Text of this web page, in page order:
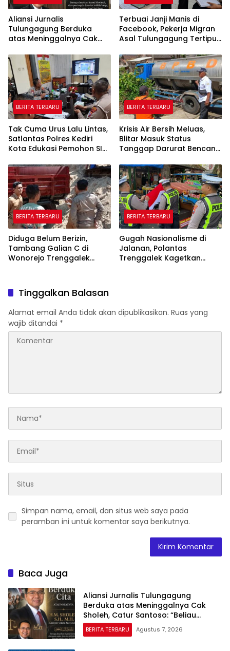
Aliansi Jurnalis
Tulungagung Berduka
atas Meninggalnya Cak
“Beliau Pejuang Keadilan
yang Vokal”
Terbuai Janji Manis di
Facebook, Pekerja Migran
Asal Tulungagung Tertipu
BERITA TERBARU
Tak Cuma Urus Lalu Lintas,
Satlantas Polres Kediri
Kota Edukasi Pemohon SIM
Pelatihan AI
BERITA TERBARU
Krisis Air Bersih Meluas,
Blitar Masuk Status
Tanggap Darurat Bencana
BERITA TERBARU
Diduga Belum Berizin,
Tambang Galian C di
Wonorejo Trenggalek
BERITA TERBARU
Gugah Nasionalisme di
Jalanan, Polantas
Trenggalek Kagetkan
Tinggalkan Balasan
Alamat email Anda tidak akan dipublikasikan. Ruas yang
wajib ditandai *
Simpan nama, email, dan situs web saya pada
peramban ini untuk komentar saya berikutnya.
Baca Juga
Aliansi Jurnalis Tulungagung
Berduka atas Meninggalnya Cak
Sholeh, Catur Santoso: “Beliau
Pejuang Keadilan yang Vokal”
BERITA TERBARU Agustus 7, 2026